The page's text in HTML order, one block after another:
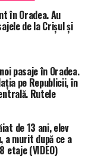
din care
Urgențe, este
de lei, și
Suma este
48,7% din
iar termenul
în Oradea. Au
de la Crișul și
pasaje în Oradea.
pe Republicii, în
Rutele
de 13 ani, elev
a murit după ce a
etaje (VIDEO)